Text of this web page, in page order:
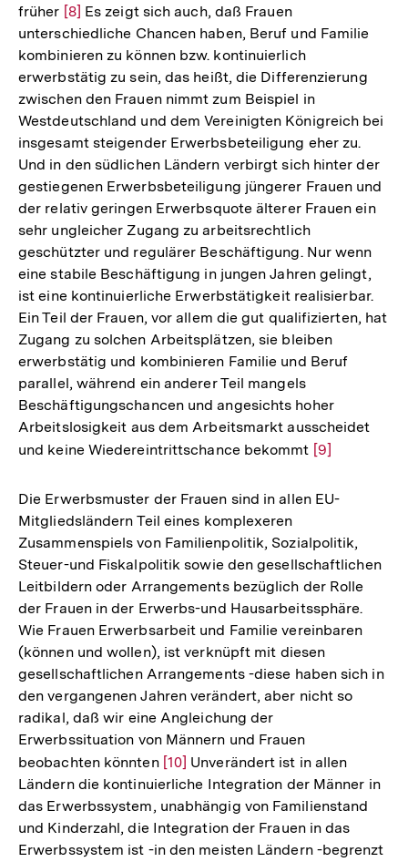
früher Zur
Auflösung
der
Fußnote
[8] Es zeigt sich auch, daß Frauen
unterschiedliche Chancen haben, Beruf und Familie
kombinieren zu können bzw. kontinuierlich
erwerbstätig zu sein, das heißt, die Differenzierung
zwischen den Frauen nimmt zum Beispiel in
Westdeutschland und dem Vereinigten Königreich bei
insgesamt steigender Erwerbsbeteiligung eher zu.
Und in den südlichen Ländern verbirgt sich hinter der
gestiegenen Erwerbsbeteiligung jüngerer Frauen und
der relativ geringen Erwerbsquote älterer Frauen ein
sehr ungleicher Zugang zu arbeitsrechtlich
geschützter und regulärer Beschäftigung. Nur wenn
eine stabile Beschäftigung in jungen Jahren gelingt,
ist eine kontinuierliche Erwerbstätigkeit realisierbar.
Ein Teil der Frauen, vor allem die gut qualifizierten, hat
Zugang zu solchen Arbeitsplätzen, sie bleiben
erwerbstätig und kombinieren Familie und Beruf
parallel, während ein anderer Teil mangels
Beschäftigungschancen und angesichts hoher
Arbeitslosigkeit aus dem Arbeitsmarkt ausscheidet
und keine Wiedereintrittschance bekommt Zur
der
[9]
Die Erwerbsmuster der Frauen sind in allen EU-
Mitgliedsländern Teil eines komplexeren
Zusammenspiels von Familienpolitik, Sozialpolitik,
Steuer-und Fiskalpolitik sowie den gesellschaftlichen
Leitbildern oder Arrangements bezüglich der Rolle
der Frauen in der Erwerbs-und Hausarbeitssphäre.
Wie Frauen Erwerbsarbeit und Familie vereinbaren
(können und wollen), ist verknüpft mit diesen
gesellschaftlichen Arrangements -diese haben sich in
den vergangenen Jahren verändert, aber nicht so
radikal, daß wir eine Angleichung der
Erwerbssituation von Männern und Frauen
beobachten könnten Zur
Auflösung
der
Fußnote
[10] Unverändert ist in allen
Ländern die kontinuierliche Integration der Männer in
das Erwerbssystem, unabhängig von Familienstand
und Kinderzahl, die Integration der Frauen in das
Erwerbssystem ist -in den meisten Ländern -begrenzt